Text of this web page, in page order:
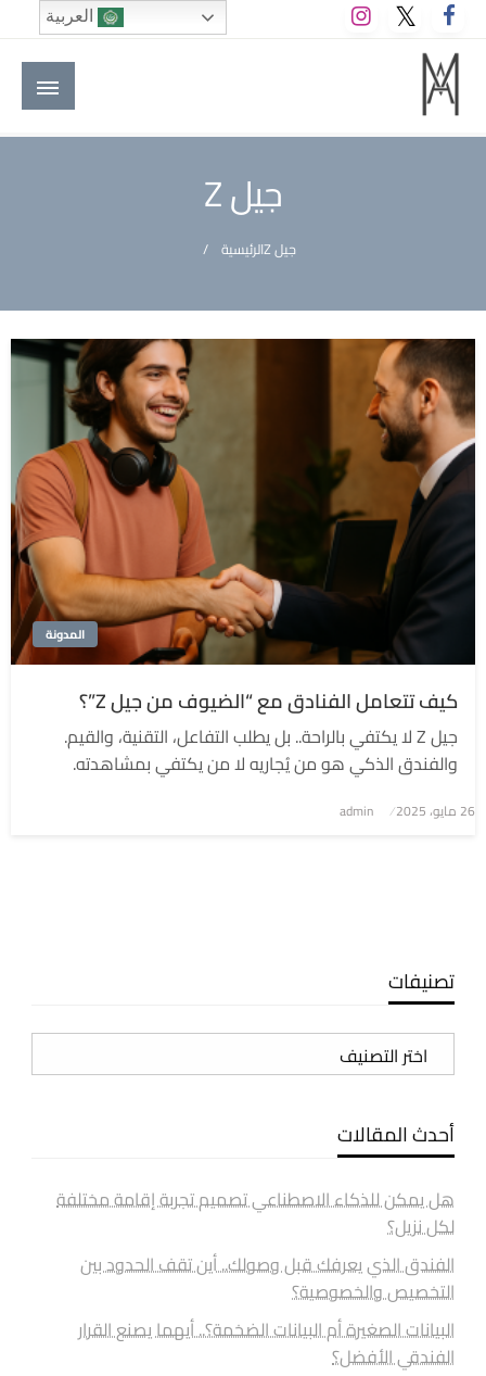
التخطي
إلى
المحتوى
M A hotels | إم ايه هوتيلز
الموقع الأول للعاملين في الفنادق في العالم العربي
جيل Z
الرئيسية جيل Z
المدونة
كيف تتعامل الفنادق مع “الضيوف من جيل Z”؟
جيل Z لا يكتفي بالراحة.. بل يطلب التفاعل، التقنية، والقيم.
والفندق الذكي هو من يُجاريه لا من يكتفي بمشاهدته.
نُشر
26 مايو، 2025 admin
تصنيفات
تصنيفات
أحدث المقالات
هل يمكن للذكاء الاصطناعي تصميم تجربة إقامة مختلفة
لكل نزيل؟
الفندق الذي يعرفك قبل وصولك.. أين تقف الحدود بين
التخصيص والخصوصية؟
البيانات الصغيرة أم البيانات الضخمة؟.. أيهما يصنع القرار
الفندقي الأفضل؟
العربية